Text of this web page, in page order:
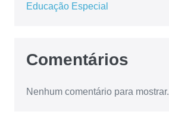
Educação Especial
Comentários
Nenhum comentário para mostrar.